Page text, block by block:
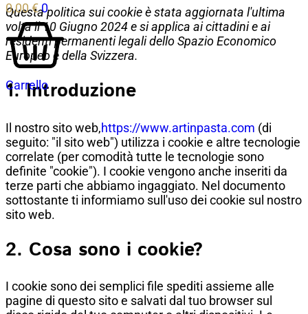
0,00€0
Carrello
Questa politica sui cookie è stata aggiornata l'ultima
volta il 10 Giugno 2024 e si applica ai cittadini e ai
residenti permanenti legali dello Spazio Economico
Europeo e della Svizzera.
1. Introduzione
Il nostro sito web,https://www.artinpasta.com (di
seguito: "il sito web") utilizza i cookie e altre tecnologie
correlate (per comodità tutte le tecnologie sono
definite "cookie"). I cookie vengono anche inseriti da
terze parti che abbiamo ingaggiato. Nel documento
sottostante ti informiamo sull'uso dei cookie sul nostro
sito web.
2. Cosa sono i cookie?
I cookie sono dei semplici file spediti assieme alle
pagine di questo sito e salvati dal tuo browser sul